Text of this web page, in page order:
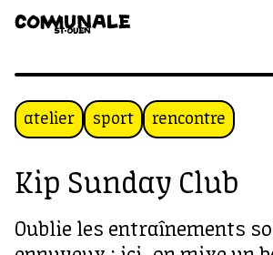
Aller au contenu
atelier sport rencontre
Kip Sunday Club
Oublie les entraînements